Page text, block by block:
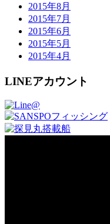
2015年8月
2015年7月
2015年6月
2015年5月
2015年4月
LINEアカウント